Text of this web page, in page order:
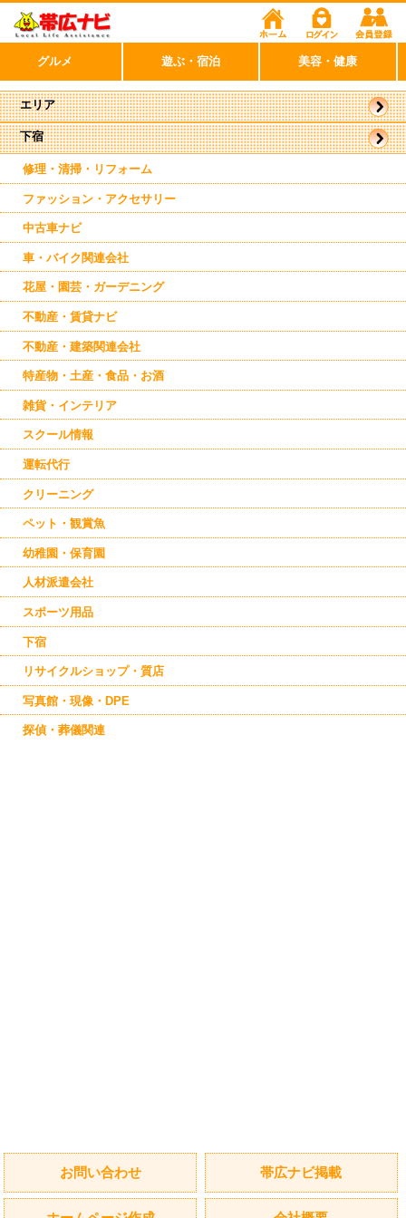
下宿
修理・清掃・リフォーム
ファッション・アクセサリー
中古車ナビ
車・バイク関連会社
花屋・園芸・ガーデニング
不動産・賃貸ナビ
不動産・建築関連会社
特産物・土産・食品・お酒
雑貨・インテリア
スクール情報
運転代行
クリーニング
ペット・観賞魚
幼稚園・保育園
人材派遣会社
スポーツ用品
下宿
リサイクルショップ・質店
写真館・現像・DPE
探偵・葬儀関連
エリア
帯広市
西帯広
南帯広
グルメ 遊ぶ・宿泊 美容・健康
お問い合わせ 帯広ナビ掲載